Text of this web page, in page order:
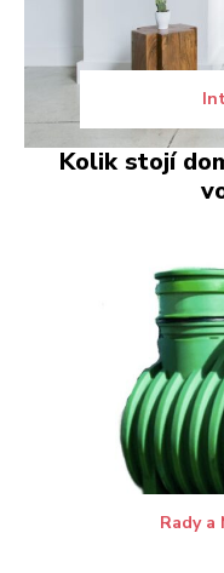
Kolik stojí
Rady a